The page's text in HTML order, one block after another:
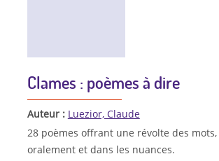
Clames : poèmes à dire
Auteur : Luezior, Claude
28 poèmes offrant une révolte des
oralement et dans les nuances.